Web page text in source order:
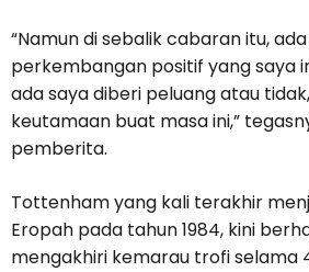
“Namun di sebalik cabaran itu,
perkembangan positif yang saya
ada saya diberi peluang atau
keutamaan buat masa ini,”
pemberita.
Tottenham yang kali terakhir
Eropah pada tahun 1984, kini
mengakhiri kemarau trofi selama